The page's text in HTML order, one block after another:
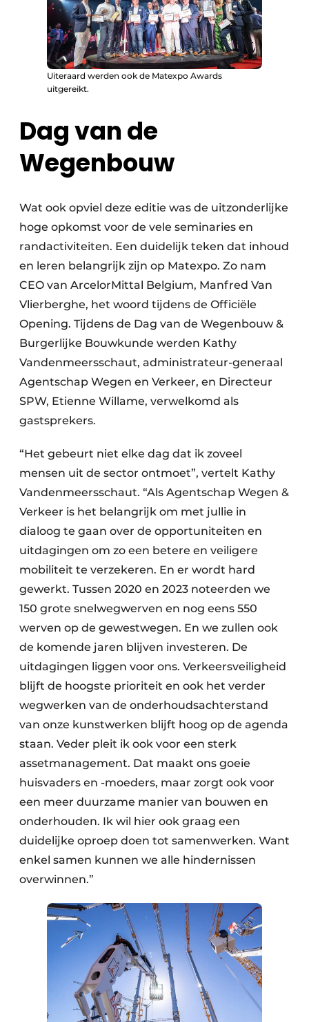
Uiteraard werden ook de Matexpo Awards
uitgereikt.
Dag van de
Wegenbouw
Wat ook opviel deze editie was de uitzonderlijke
hoge opkomst voor de vele seminaries en
randactiviteiten. Een duidelijk teken dat inhoud
en leren belangrijk zijn op Matexpo. Zo nam
CEO van ArcelorMittal Belgium, Manfred Van
Vlierberghe, het woord tijdens de Officiële
Opening. Tijdens de Dag van de Wegenbouw &
Burgerlijke Bouwkunde werden Kathy
Vandenmeersschaut, administrateur-generaal
Agentschap Wegen en Verkeer, en Directeur
SPW, Etienne Willame, verwelkomd als
gastsprekers.
“Het gebeurt niet elke dag dat ik zoveel
mensen uit de sector ontmoet”, vertelt Kathy
Vandenmeersschaut. “Als Agentschap Wegen &
Verkeer is het belangrijk om met jullie in
dialoog te gaan over de opportuniteiten en
uitdagingen om zo een betere en veiligere
mobiliteit te verzekeren. En er wordt hard
gewerkt. Tussen 2020 en 2023 noteerden we
150 grote snelwegwerven en nog eens 550
werven op de gewestwegen. En we zullen ook
de komende jaren blijven investeren. De
uitdagingen liggen voor ons. Verkeersveiligheid
blijft de hoogste prioriteit en ook het verder
wegwerken van de onderhoudsachterstand
van onze kunstwerken blijft hoog op de agenda
staan. Veder pleit ik ook voor een sterk
assetmanagement. Dat maakt ons goeie
huisvaders en -moeders, maar zorgt ook voor
een meer duurzame manier van bouwen en
onderhouden. Ik wil hier ook graag een
duidelijke oproep doen tot samenwerken. Want
enkel samen kunnen we alle hindernissen
overwinnen.”